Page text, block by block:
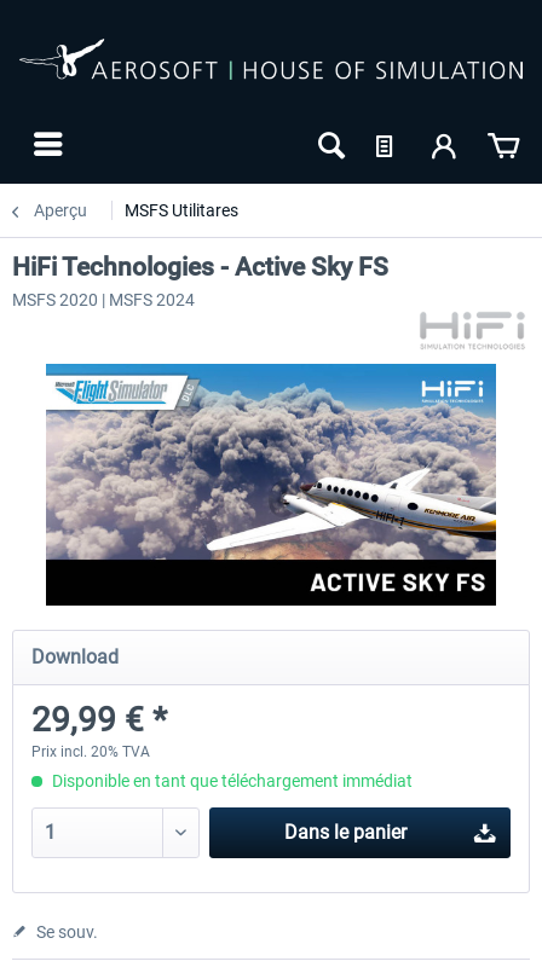
Aperçu MSFS Utilitares
rkApps - FSRealistic Pro MSFS
33,60 € *
Aerosoft Tool Simple
HiFi Technologies - Active Sky FS
MSFS 2020 | MSFS 2024
Download
29,99 € *
Prix incl. 20% TVA
Disponible en tant que téléchargement immédiat
Dans le panier
Se souv.